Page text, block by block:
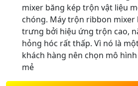
mixer băng kép trộn vật liệu
chóng. Máy trộn ribbon mixer
trưng bởi hiệu ứng trộn cao,
hỏng hóc rất thấp. Vì nó là
khách hàng nên chọn mô
mẻ